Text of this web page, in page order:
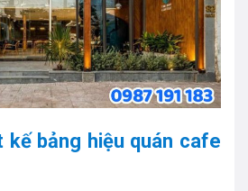
kế bảng hiệu quán cafe